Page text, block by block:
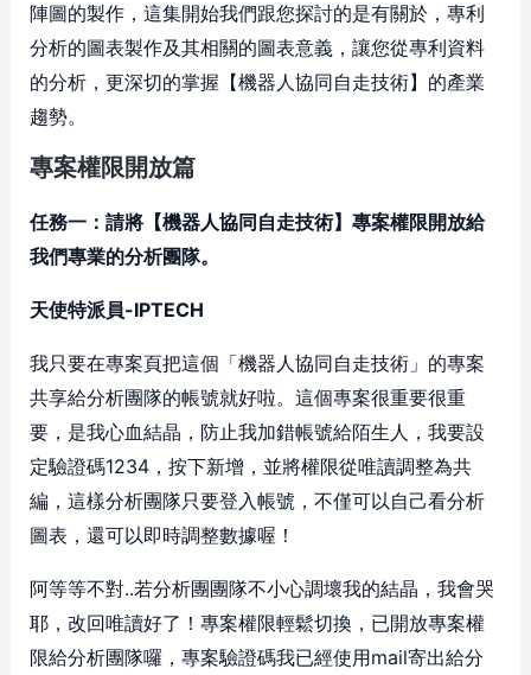
陣圖的製作，這集開始我們跟您探討的是有關於，專利
分析的圖表製作及其相關的圖表意義，讓您從專利資料
的分析，更深切的掌握【機器人協同自走技術】的產業
趨勢。
專案權限開放篇
任務一：請將【機器人協同自走技術】專案權限開放給
我們專業的分析團隊。
天使特派員-IPTECH
我只要在專案頁把這個「機器人協同自走技術」的專案
共享給分析團隊的帳號就好啦。這個專案很重要很重
要，是我心血結晶，防止我加錯帳號給陌生人，我要設
定驗證碼1234，按下新增，並將權限從唯讀調整為共
編，這樣分析團隊只要登入帳號，不僅可以自己看分析
圖表，還可以即時調整數據喔！
阿等等不對..若分析團團隊不小心調壞我的結晶，我會哭
耶，改回唯讀好了！專案權限輕鬆切換，已開放專案權
限給分析團隊囉，專案驗證碼我已經使用mail寄出給分